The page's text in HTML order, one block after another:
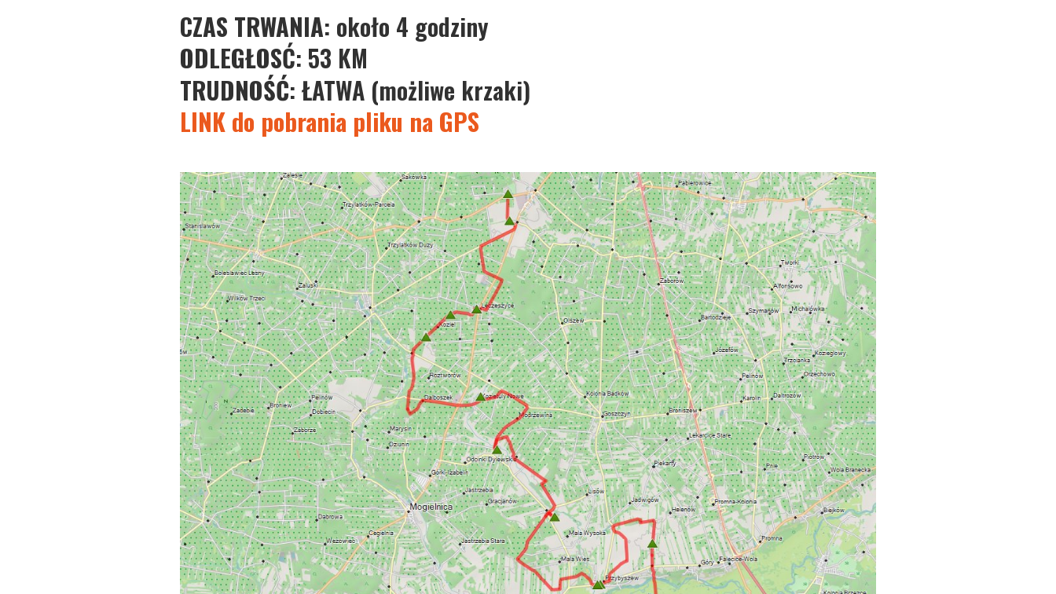
CZAS TRWANIA: około 4 godziny
ODLEGŁOSĆ: 53 KM
TRUDNOŚĆ: ŁATWA (możliwe krzaki)
LINK do pobrania pliku na GPS